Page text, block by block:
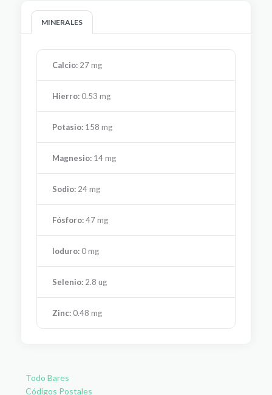
MINERALES
Calcio: 27 mg
Hierro: 0.53 mg
Potasio: 158 mg
Magnesio: 14 mg
Sodio: 24 mg
Fósforo:47 mg
Ioduro: 0 mg
Selenio: 2.8 ug
Zinc: 0.48 mg
Todo Bares
Códigos Postales